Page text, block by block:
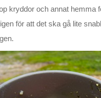
kryddor och annat hemma
för att det ska gå lite